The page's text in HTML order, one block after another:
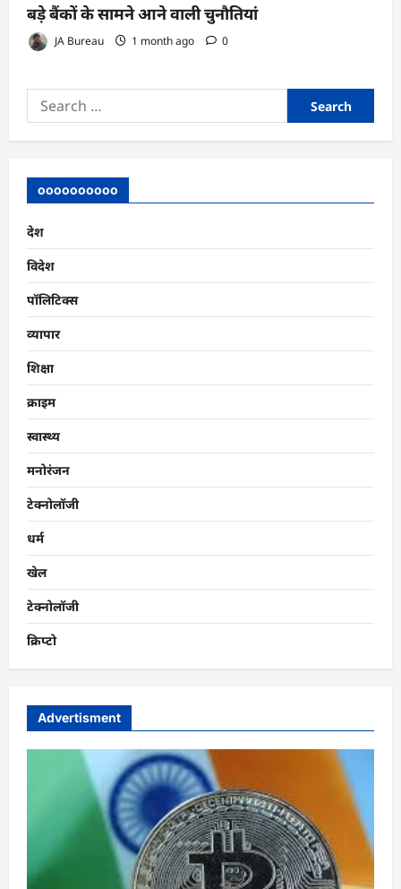
बड़े बैंकों के सामने आने वाली चुनौतियां
JA Bureau 1 month ago 0
Search
for:
oooooooooo
देश
विदेश
पॉलिटिक्स
व्यापार
शिक्षा
क्राइम
स्वास्थ्य
मनोरंजन
टेक्नोलॉजी
धर्म
खेल
टेक्नोलॉजी
क्रिप्टो
Advertisment